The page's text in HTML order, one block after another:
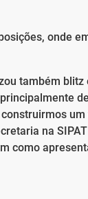
onde
também
na
como